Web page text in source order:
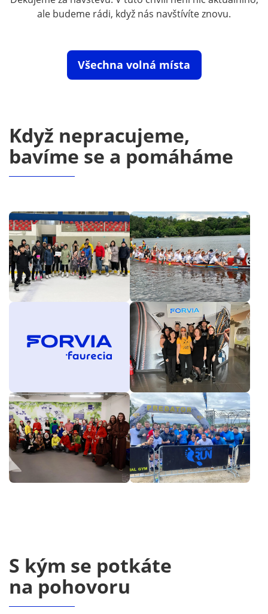
ale budeme rádi, když nás navštívíte znovu.
Všechna volná místa
Když nepracujeme,
bavíme se a pomáháme
S kým se potkáte
na pohovoru